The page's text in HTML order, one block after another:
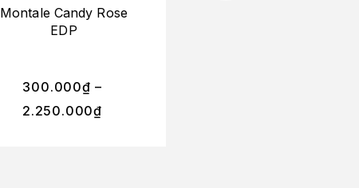
Montale Candy Rose
EDP
300.000₫ –
2.250.000₫